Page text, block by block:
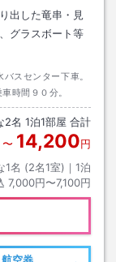
出した竜串・見
グラスボート等
スセンター下車。
時間９０分。
2名 1泊1部屋 合計
〜 14,200円
1名 (2名1室)｜ 1泊
7,000円〜7,100円
航空券